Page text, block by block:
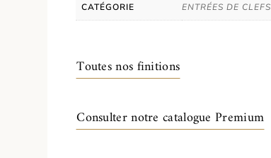
CATÉGORIE ENTRÉES DE CLEFS
Toutes nos finitions
Consulter notre catalogue Premium